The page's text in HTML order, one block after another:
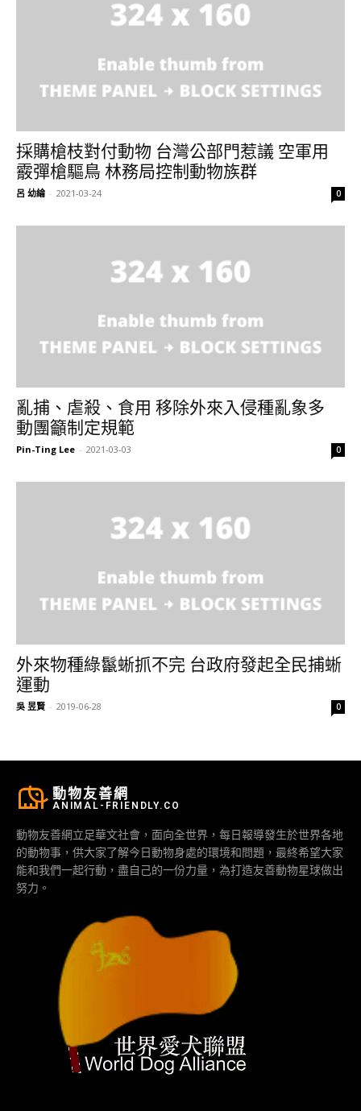
採購槍枝對付動物 台灣公部門惹議 空軍用
霰彈槍驅鳥 林務局控制動物族群
呂 幼綸 - 2021-03-24 0
亂捕、虐殺、食用 移除外來入侵種亂象多
動團籲制定規範
Pin-Ting Lee - 2021-03-03 0
外來物種綠鬣蜥抓不完 台政府發起全民捕蜥
運動
吳 昱賢 - 2019-06-28 0
動物友善網
ANIMAL-FRIENDLY.CO
動物友善網立足華文社會，面向全世界，每日報導發生於世界各地
的動物事，供大家了解今日動物身處的環境和問題，最終希望大家
能和我們一起行動，盡自己的一份力量，為打造友善動物星球做出
努力。